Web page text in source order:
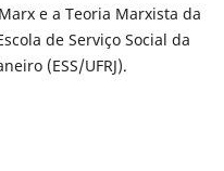
e a Teoria Marxista da
de Serviço Social da
(ESS/UFRJ).